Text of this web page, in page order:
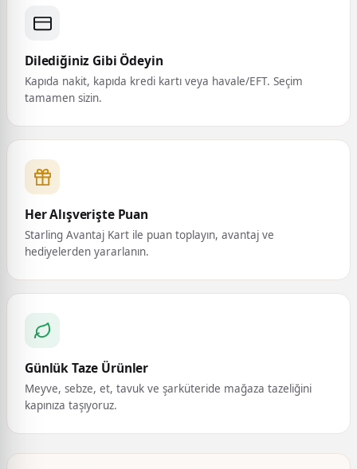
Dilediğiniz Gibi Ödeyin
Kapıda nakit, kapıda kredi kartı veya havale/EFT. Seçim
tamamen sizin.
Her Alışverişte Puan
Starling Avantaj Kart ile puan toplayın, avantaj ve
hediyelerden yararlanın.
Günlük Taze Ürünler
Meyve, sebze, et, tavuk ve şarküteride mağaza tazeliğini
kapınıza taşıyoruz.